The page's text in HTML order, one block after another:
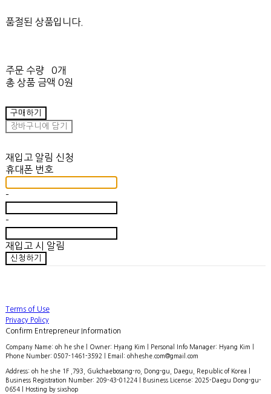
품절된 상품입니다.
주문 수량
0개
총 상품 금액 0원
구매하기
장바구니에 담기
재입고 알림 신청
휴대폰 번호
-
-
재입고 시 알림
신청하기
Terms of Use
Privacy Policy
Confirm Entrepreneur Information
Company Name: oh he she | Owner: Hyang Kim | Personal Info Manager: Hyang Kim |
Phone Number: 0507-1461-3592 | Email: ohheshe.com@gmail.com
Address: oh he she 1F ,793, Gukchaebosang-ro, Dong-gu, Daegu, Republic of Korea |
Business Registration Number: 209-43-01224 | Business License: 2025-Daegu Dong-gu-
0654 | Hosting by sixshop